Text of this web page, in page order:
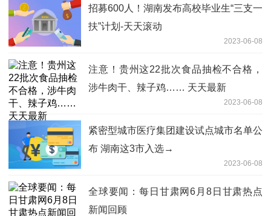
招募600人！湖南发布高校毕业生“三支一
扶”计划-天天滚动
2023-06-08
注意！贵州这22批次食品抽检不合格，
涉牛肉干、辣子鸡…… 天天最新
2023-06-08
紧密型城市医疗集团建设试点城市名单公
布 湖南这3市入选→
2023-06-08
全球要闻：每日甘肃网6月8日甘肃热点
新闻回顾